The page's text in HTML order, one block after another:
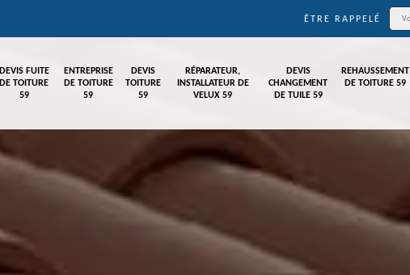
ÊTRE RAPPELÉ
DEVIS FUITE
DE TOITURE
59
ENTREPRISE
DE TOITURE
59
DEVIS
TOITURE
59
RÉPARATEUR,
INSTALLATEUR DE
VELUX 59
DEVIS
CHANGEMENT
DE TUILE 59
REHAUSSEMENT
DE TOITURE 59